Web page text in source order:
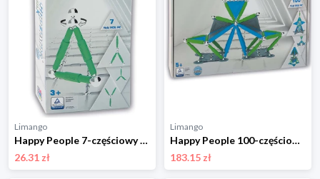
Limango
Happy People 7-częściowy zestaw magnetyczny "Supermag Stix" - 3+ rozmiar: onesize
26.31 zł
Limango
Happy People 100-częściowy zestaw magnetyczny "Supermag Stix" - 5+ rozmiar: onesize
183.15 zł